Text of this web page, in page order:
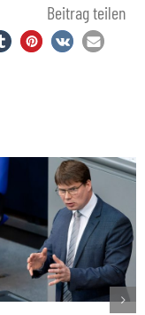
Beitrag teilen